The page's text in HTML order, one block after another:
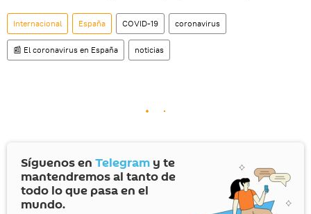
Internacional España COVID-19 coronavirus
📰 El coronavirus en España noticias
Síguenos en Telegram y te
mantendremos al tanto de
todo lo que pasa en el
mundo.